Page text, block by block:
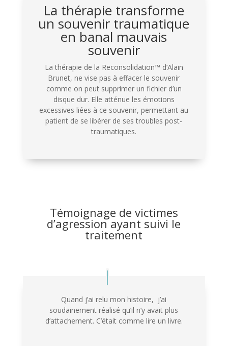
La thérapie transforme
un souvenir traumatique
en banal mauvais
souvenir
La thérapie de la Reconsolidation™ d’Alain
Brunet, ne vise pas à effacer le souvenir
comme on peut supprimer un fichier d’un
disque dur. Elle atténue les émotions
excessives liées à ce souvenir, permettant au
patient de se libérer de ses troubles post-
traumatiques.
Témoignage de victimes
d’agression ayant suivi le
traitement
Quand j’ai relu mon histoire, j’ai
soudainement réalisé qu’il n’y avait plus
d’attachement. C’était comme lire un livre.